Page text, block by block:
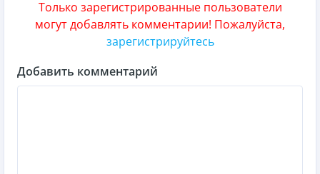
Только зарегистрированные пользователи
могут добавлять комментарии! Пожалуйста,
зарегистрируйтесь
Добавить комментарий